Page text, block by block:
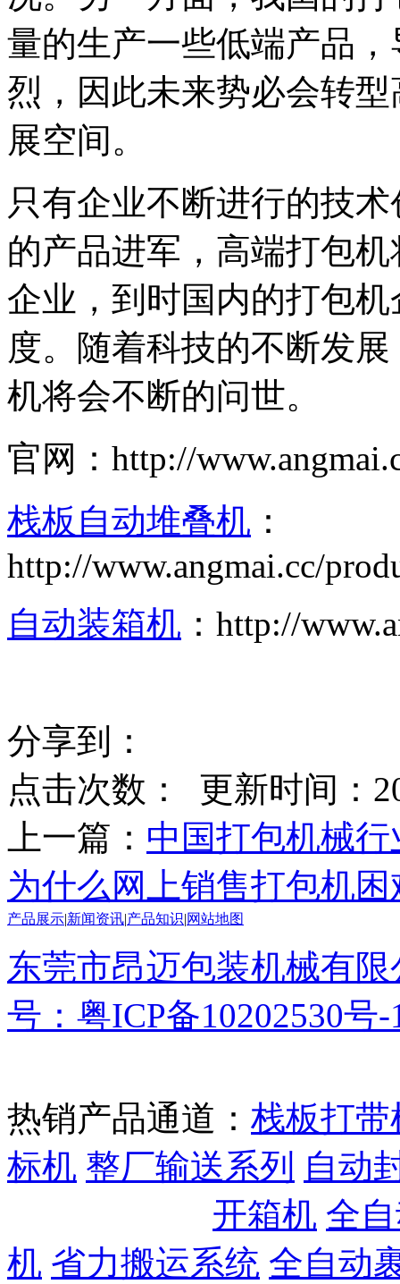
量的生产一些低端产品
烈，因此未来势必会转
展空间。
只有企业不断进行的技
的产品进军，高端打包
企业，到时国内的打包
度。随着科技的不断发
机将会不断的问世。
官网：http://
栈板自动堆叠机 ：
http://www.angmai.cc/
自动装箱机 ：http://
分享到：
点击次数：
更新时间：
上一篇： 中国打包机械
为什么网上销售打包机
产品展示 新闻资讯 产品知识 网站地图
东莞市昂迈包装机械有限
号：粤ICP备10202530号-
热销产品通道： 栈板打带
标机 整厂输送系列 自动
开箱机 全
机 省力搬运系统 全自动